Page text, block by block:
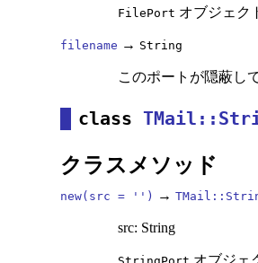
FilePort オブジェク
filename → String
このポートが隠蔽し
class
クラスメソッド
new(src = '') →
src: String
オブジェ